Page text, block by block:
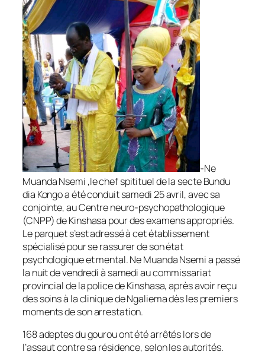
-Ne
Muanda Nsemi ,le chef spitituel de la secte Bundu
dia Kongo a été conduit samedi 25 avril, avec sa
conjointe, au Centre neuro-psychopathologique
(CNPP) de Kinshasa pour des examens appropriés.
Le parquet s’est adressé à cet établissement
spécialisé pour se rassurer de son état
psychologique et mental. Ne Muanda Nsemi a passé
la nuit de vendredi à samedi au commissariat
provincial de la police de Kinshasa, après avoir reçu
des soins à la clinique de Ngaliema dès les premiers
moments de son arrestation.
168 adeptes du gourou ont été arrêtés lors de
l’assaut contre sa résidence, selon les autorités.